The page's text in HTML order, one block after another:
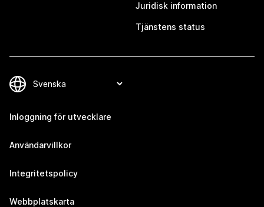
Juridisk information
Tjänstens status
Inloggning för utvecklare
Användarvillkor
Integritetspolicy
Webbplatskarta